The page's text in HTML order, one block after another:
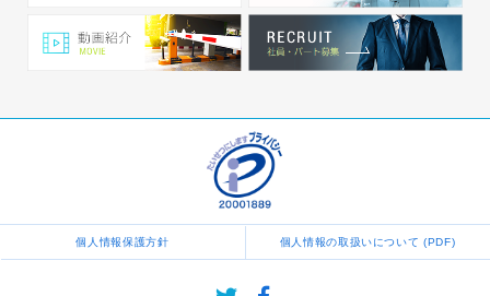
個人情報保護方針 個人情報の取扱いについて (PDF)